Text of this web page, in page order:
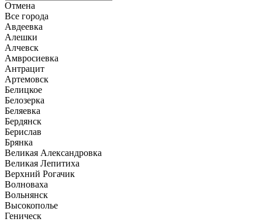
Отмена
Все города
Авдеевка
Алешки
Алчевск
Амвросиевка
Антрацит
Артемовск
Белицкое
Белозерка
Беляевка
Бердянск
Берислав
Брянка
Великая Александровка
Великая Лепитиха
Верхний Рогачик
Волноваха
Вольнянск
Высокополье
Геническ